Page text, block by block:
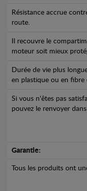
Résistance accrue
route.
Il recouvre le
moteur soit mieux
Durée de vie plus
en plastique ou en fibre
Si vous n'êtes pas
pouvez le renvoyer
Garantie:
Tous les produits ont